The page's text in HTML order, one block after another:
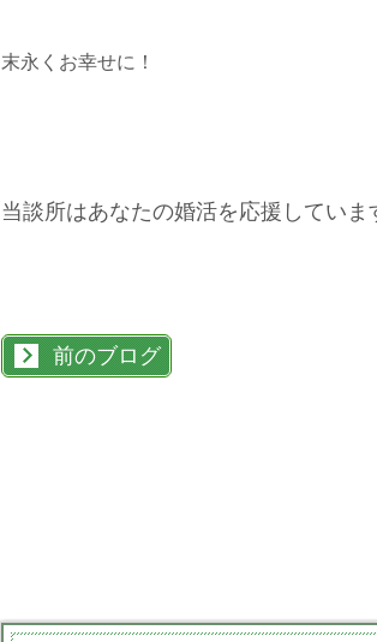
末永くお幸せに！
当談所はあなたの婚活を応援していま
前のブログ